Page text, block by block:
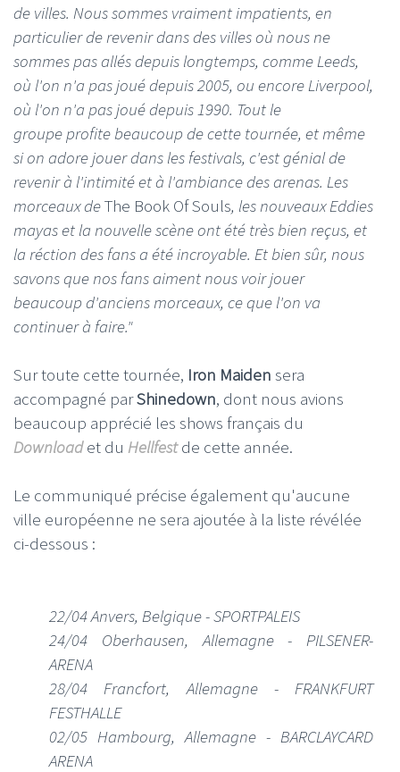
de villes. Nous sommes vraiment impatients, en
particulier de revenir dans des villes où nous ne
sommes pas allés depuis longtemps, comme Leeds,
où l'on n'a pas joué depuis 2005, ou encore Liverpool,
où l'on n'a pas joué depuis 1990. Tout le
groupe profite beaucoup de cette tournée, et même
si on adore jouer dans les festivals, c'est génial de
revenir à l'intimité et à l'ambiance des arenas. Les
morceaux deThe Book Of Souls, les nouveaux Eddies
mayas et la nouvelle scène ont été très bien reçus, et
la réction des fans a été incroyable. Et bien sûr, nous
savons que nos fans aiment nous voir jouer
beaucoup d'anciens morceaux, ce que l'on va
continuer à faire."
Sur toute cette tournée, Iron Maiden sera
accompagné parShinedown, dont nous avions
beaucoup apprécié les shows français du
Download et du Hellfest de cette année.
Le communiqué précise également qu'aucune
ville européenne ne sera ajoutée à la liste révélée
ci-dessous :
22/04 Anvers, Belgique - SPORTPALEIS
24/04 Oberhausen, Allemagne - PILSENER-
ARENA
28/04 Francfort, Allemagne - FRANKFURT
FESTHALLE
02/05 Hambourg, Allemagne - BARCLAYCARD
ARENA